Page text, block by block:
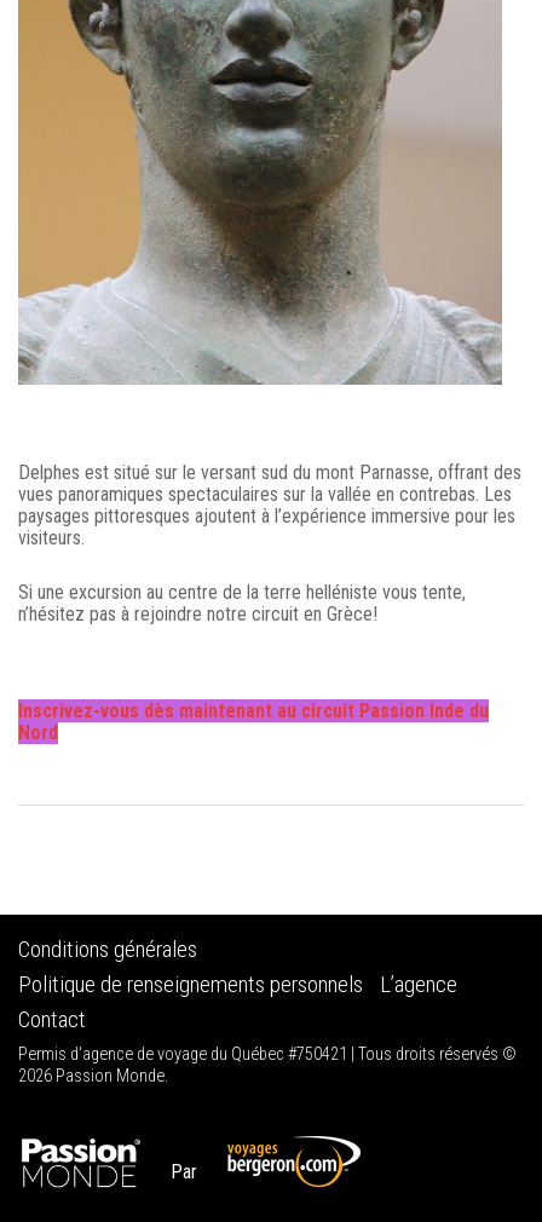
Delphes est situé sur le versant sud du mont Parnasse, offrant des
vues panoramiques spectaculaires sur la vallée en contrebas. Les
paysages pittoresques ajoutent à l’expérience immersive pour les
visiteurs.
Si une excursion au centre de la terre helléniste vous tente,
n’hésitez pas à rejoindre notre circuit en Grèce!
Inscrivez-vous dès maintenant au circuit Passion Inde du
Nord
Conditions générales
Politique de renseignements personnels
L’agence
Contact
Permis d'agence de voyage du Québec #750421 | Tous droits réservés ©
2026 Passion Monde.
Par